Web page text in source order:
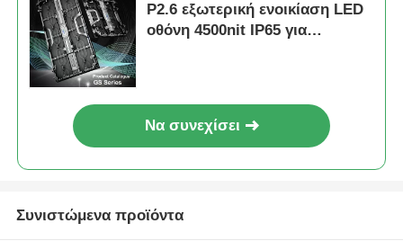
P2.6 εξωτερική ενοικίαση LED
οθόνη 4500nit IP65 για
Να συνεχίσει
Συνιστώμενα προϊόντα